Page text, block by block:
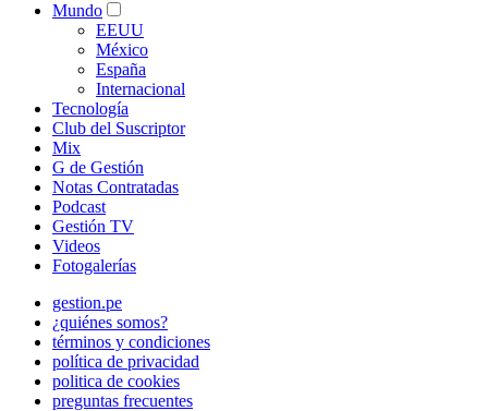
Mundo
EEUU
México
España
Internacional
Tecnología
Club del Suscriptor
Mix
G de Gestión
Notas Contratadas
Podcast
Gestión TV
Videos
Fotogalerías
gestion.pe
¿quiénes somos?
términos y condiciones
política de privacidad
politica de cookies
preguntas frecuentes